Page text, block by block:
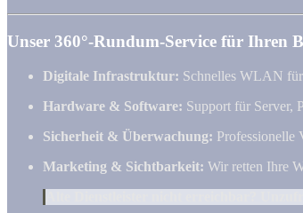
Unser 360°-Rundum-Service für Ihren
Digitale Infrastruktur: Schnelles WLAN
Hardware & Software: Support für Server,
Sicherheit & Überwachung: Professionelle
Marketing & Sichtbarkeit: Wir retten Ihre